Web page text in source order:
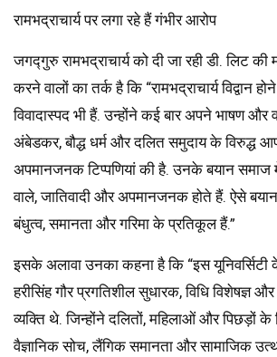
रामभद्राचार्य पर लगा रहे हैं गंभीर आरोप
जगद्गुरु रामभद्राचार्य को दी जा रही डी. लिट की
करने वालों का तर्क है कि “रामभद्राचार्य विद्वान
विवादास्पद भी हैं. उन्होंने कई बार अपने भाषण और
अंबेडकर, बौद्ध धर्म और दलित समुदाय के विरुद्ध
अपमानजनक टिप्पणियां की है. उनके बयान समाज
वाले, जातिवादी और अपमानजनक होते हैं. ऐसे
बंधुत्व, समानता और गरिमा के प्रतिकूल हैं.”
इसके अलावा उनका कहना है कि “इस
हरीसिंह गौर प्रगतिशील सुधारक, विधि विशेषज्ञ
व्यक्ति थे. जिन्होंने दलितों, महिलाओं और पिछड़ों के
वैज्ञानिक सोच, लैंगिक समानता और सामाजिक